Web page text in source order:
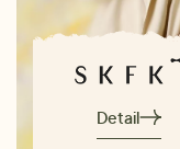
Detail